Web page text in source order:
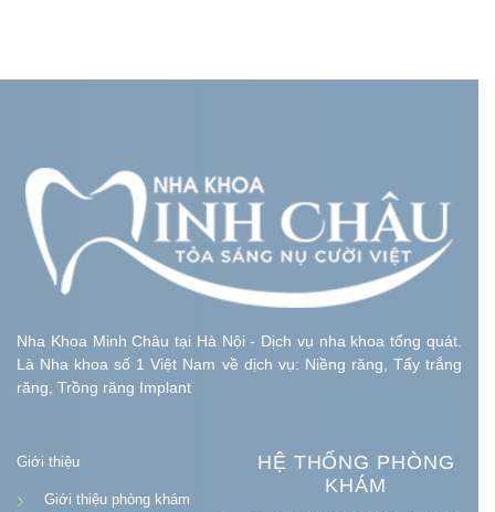
Nha Khoa Minh Châu tại Hà Nội - Dịch vụ nha khoa tổng quát.
Là Nha khoa số 1 Việt Nam về dịch vụ: Niềng răng, Tẩy trắng
răng, Trồng răng Implant
Giới thiệu
Giới thiệu phòng khám
HỆ THỐNG PHÒNG
KHÁM